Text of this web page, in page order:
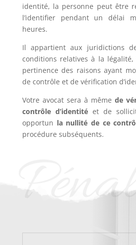
identité, la personne peut être
l’identifier pendant un délai
heures.
Il appartient aux juridictions
conditions relatives à la
pertinence des raisons ayant
de contrôle et de vérification
Votre avocat sera à mêmede
contrôle d’identitéet de
opportun la nullité de ce
procédure subséquents.